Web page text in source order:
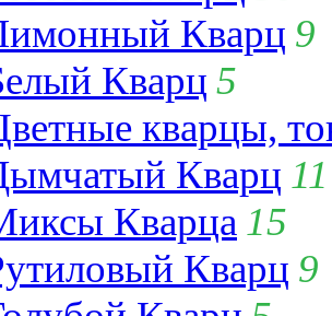
Кварц 9
Кварц 5
кварцы,
Кварц 11
Кварца 15
Кварц 9